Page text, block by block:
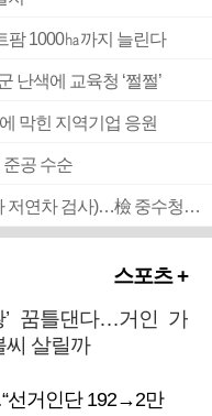
팜 1000㏊까지 늘린다
난색에 교육청 ‘쩔쩔’
막힌 지역기업 응원
준공 수순
■ 검사 신분 버리고 직급하향(10년 이하 저연차 검사)…檢 중수청행 기피
스포츠 +
’ 꿈틀댄다…거인 가
씨 살릴까
선거인단 192→2만